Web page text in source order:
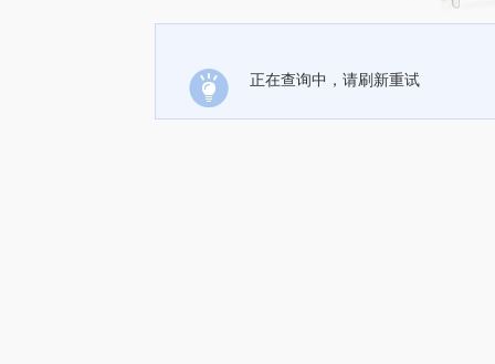
正在查询中，请刷新重试